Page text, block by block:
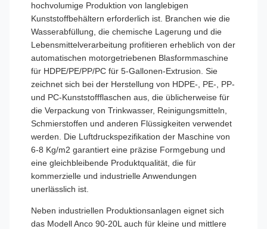
hochvolumige Produktion von langlebigen
Kunststoffbehältern erforderlich ist. Branchen wie die
Wasserabfüllung, die chemische Lagerung und die
Lebensmittelverarbeitung profitieren erheblich von der
automatischen motorgetriebenen Blasformmaschine
für HDPE/PE/PP/PC für 5-Gallonen-Extrusion. Sie
zeichnet sich bei der Herstellung von HDPE-, PE-, PP-
und PC-Kunststoffflaschen aus, die üblicherweise für
die Verpackung von Trinkwasser, Reinigungsmitteln,
Schmierstoffen und anderen Flüssigkeiten verwendet
werden. Die Luftdruckspezifikation der Maschine von
6-8 Kg/m2 garantiert eine präzise Formgebung und
eine gleichbleibende Produktqualität, die für
kommerzielle und industrielle Anwendungen
unerlässlich ist.
Neben industriellen Produktionsanlagen eignet sich
das Modell Anco 90-20L auch für kleine und mittlere